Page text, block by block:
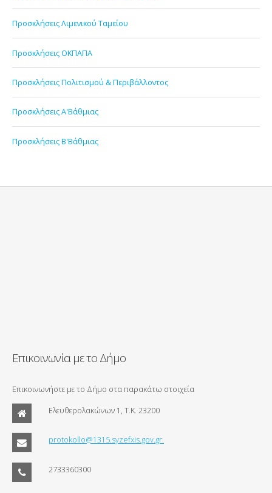
Προσκλήσεις Λιμενικού Ταμείου
Προσκλήσεις ΟΚΠΑΠΑ
Προσκλήσεις Πολιτισμού & Περιβάλλοντος
Προσκλήσεις Α'Βάθμιας
Προσκλήσεις Β'Βάθμιας
Επικοινωνία με το Δήμο
Επικοινωνήστε με το Δήμο στα παρακάτω στοιχεία
Ελευθερολακώνων 1, Τ.Κ. 23200
protokollo@1315.syzefxis.gov.gr.
2733360300